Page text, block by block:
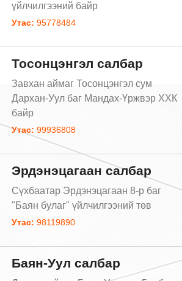
үйлчилгээний байр
Утас: 95778484
Тосонцэнгэл салбар
Завхан аймаг Тосонцэнгэл сум
Дархан-Уул баг Мандах-Үржвэр ХХК
байр
Утас: 99936808
Эрдэнэцагаан салбар
Сүхбаатар Эрдэнэцагаан 8-р баг
"Баян булаг" үйлчилгээний төв
Утас: 98119890
Баян-Уул салбар